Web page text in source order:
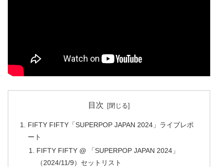
目次
FIFTY FIFTY「SUPERPOP JAPAN 2024」ライブレポ
ート
FIFTY FIFTY @ 「SUPERPOP JAPAN 2024」
（2024/11/9）セットリスト